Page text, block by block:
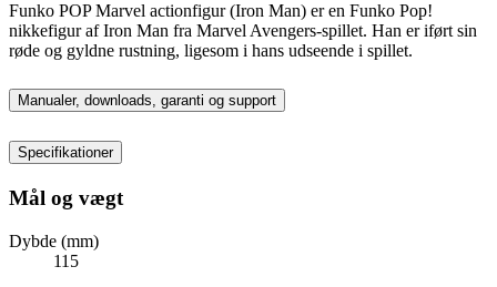
Funko POP Marvel actionfigur (Iron Man) er en Funko Pop!
nikkefigur af Iron Man fra Marvel Avengers-spillet. Han er iført sin
røde og gyldne rustning, ligesom i hans udseende i spillet.
Manualer, downloads, garanti og support
Specifikationer
Mål og vægt
Dybde (mm)
115